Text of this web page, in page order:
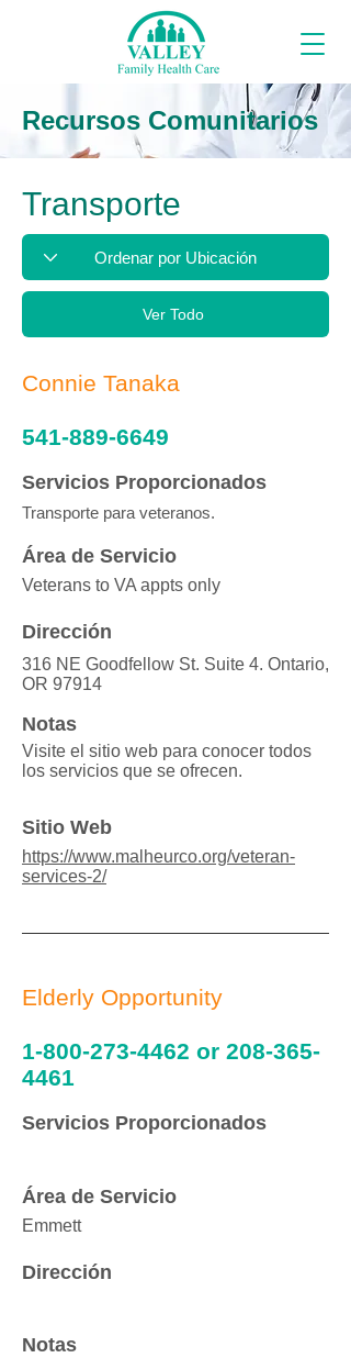
Recursos Comunitarios
Transporte
Ver Todo
Connie Tanaka
541-889-6649
Servicios Proporcionados
Transporte para veteranos.
Área de Servicio
Veterans to VA appts only
Dirección
316 NE Goodfellow St. Suite 4. Ontario,
OR 97914
Notas
Visite el sitio web para conocer todos
los servicios que se ofrecen.
Sitio Web
https://www.malheurco.org/veteran-
services-2/
Elderly Opportunity
1-800-273-4462 or 208-365-
4461
Servicios Proporcionados
Área de Servicio
Emmett
Dirección
Notas